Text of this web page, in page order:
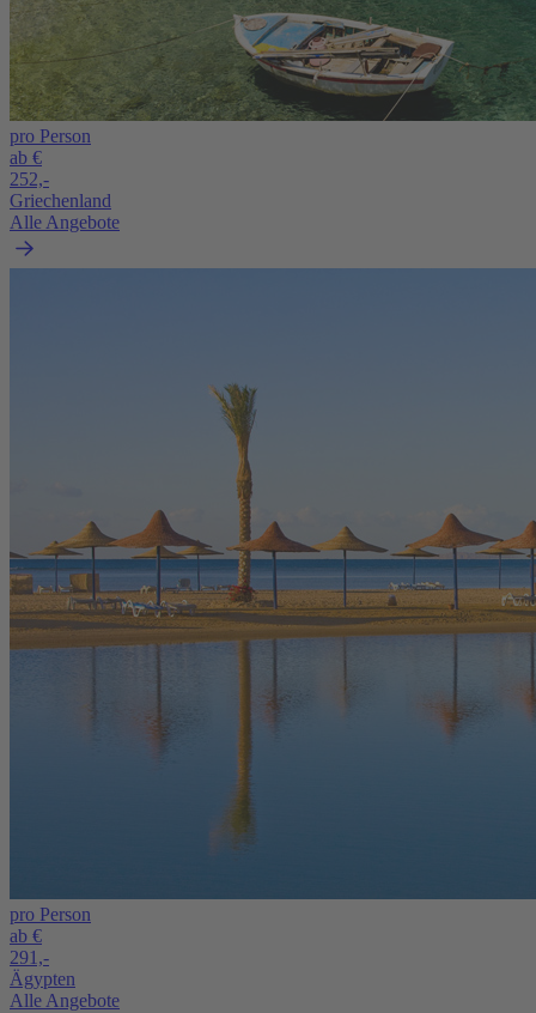
pro Person
ab €
252,-
Griechenland
Alle Angebote
pro Person
ab €
291,-
Ägypten
Alle Angebote